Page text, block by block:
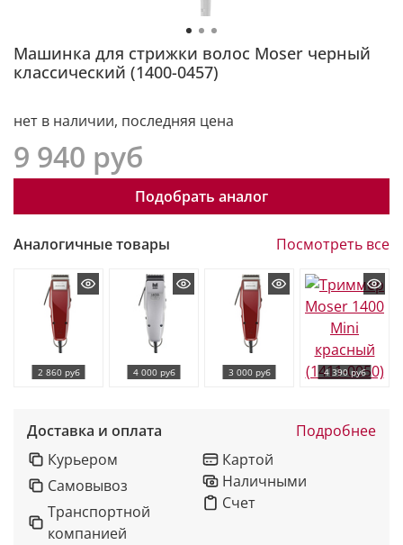
Машинка для стрижки волос Moser черный
классический (1400-0457)
нет в наличии, последняя цена
9 940 руб
Подобрать аналог
Аналогичные товары Посмотреть все
2 860 руб 4 000 руб 3 000 руб 4 390 руб
Доставка и оплата
Подробнее
Курьером
Самовывоз
Транспортной
компанией
Картой
Наличными
Счет